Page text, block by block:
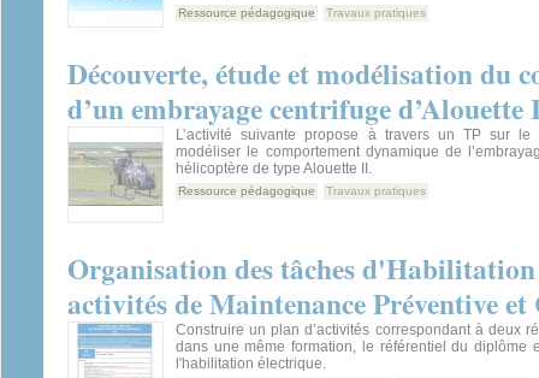
Ressource pédagogique Travaux pratiques
Découverte, étude et modélisation du
d’un embrayage centrifuge d’Alouette
L’activité suivante propose à travers un TP sur le
modéliser le comportement dynamique de
hélicoptère de type Alouette II.
Ressource pédagogique Travaux pratiques
Organisation des tâches
activités de Maintenance Préventive
Construire un plan d’activités correspondant à deux
dans une même formation, le référentiel du diplôme
l'habilitation électrique.